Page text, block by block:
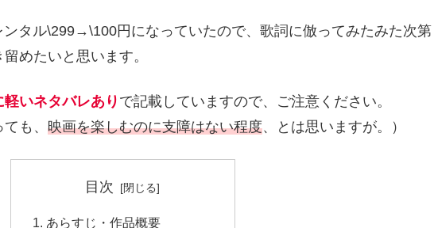
タル\299→\100円になっていたので、歌詞に倣ってみたみた次第
めたいと思います。
いネタバレあり で記載していますので、ご注意ください。
も、 映画を楽しむのに支障はない程度、とは思いますが。）
目次
あらすじ・作品概要